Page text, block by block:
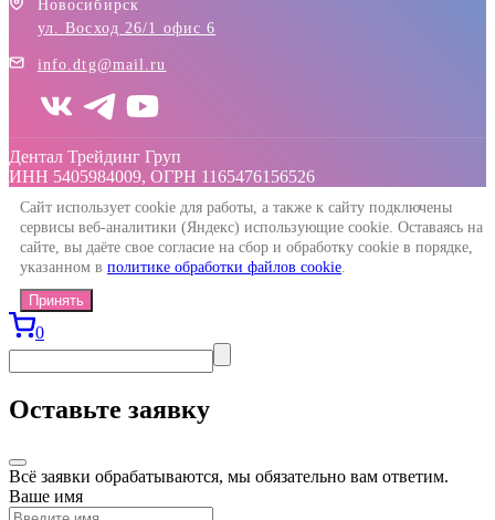
Новосибирск
ул. Восход 26/1 офис 6
info.dtg@mail.ru
Дентал Трейдинг Груп
ИНН 5405984009, ОГРН 1165476156526
Сайт использует cookie для работы, а также к сайту подключены
сервисы веб-аналитики (Яндекс) использующие cookie. Оставаясь на
сайте, вы даёте свое согласие на сбор и обработку cookie в порядке,
указанном в политике обработки файлов cookie.
Принять
0
Оставьте заявку
Всё заявки обрабатываются, мы обязательно вам ответим.
Ваше имя